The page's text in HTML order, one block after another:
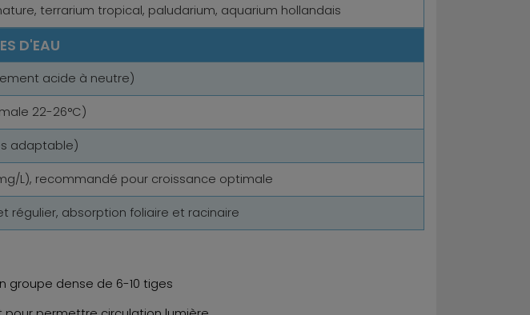
terrarium tropical, paludarium, aquarium hollandais
D'EAU
acide à neutre)
22-26°C)
adaptable)
L), recommandé pour croissance optimale
régulier, absorption foliaire et racinaire
groupe dense de 6-10 tiges